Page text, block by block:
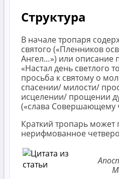
Структура
В начале тропаря
святого («Пленников
Ангел…») или описание
«Настал день светлого
просьба к святому о
спасении/ милости/
исцелении/ прощении
(«слава Совершающему
Краткий тропарь может
нерифмованное